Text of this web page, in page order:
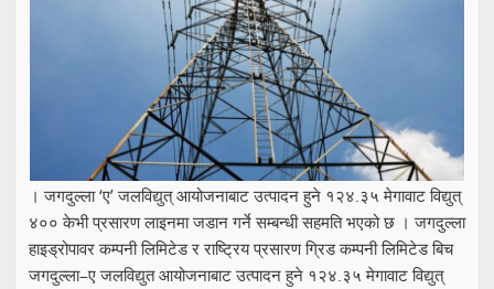
। जगदुल्ला ‘ए’ जलविद्युत् आयोजनाबाट उत्पादन हुने १२४.३५ मेगावाट विद्युत्
४०० केभी प्रसारण लाइनमा जडान गर्ने सम्बन्धी सहमति भएको छ । जगदुल्ला
हाइड्रोपावर कम्पनी लिमिटेड र राष्ट्रिय प्रसारण ग्रिड कम्पनी लिमिटेड बिच
जगदुल्ला–ए जलविद्युत आयोजनाबाट उत्पादन हुने १२४.३५ मेगावाट विद्युत्